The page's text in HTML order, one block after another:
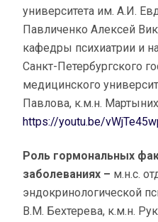
университета им. А.И.
Павличенко Алексей
кафедры психиатрии и
Санкт-Петербургского
медицинского
Павлова, к.м.н.
https://youtu.be/
Роль гормональных
заболеваниях – м.н.с.
эндокринологической
В.М. Бехтерева, к.м.н.